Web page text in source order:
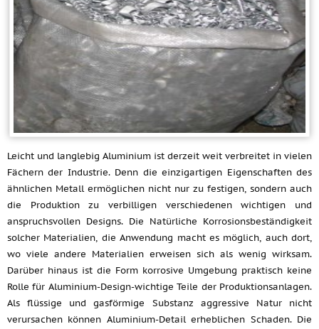
Leicht und langlebig Aluminium ist derzeit weit verbreitet in vielen
Fächern der Industrie. Denn die einzigartigen Eigenschaften des
ähnlichen Metall ermöglichen nicht nur zu festigen, sondern auch
die Produktion zu verbilligen verschiedenen wichtigen und
anspruchsvollen Designs. Die Natürliche Korrosionsbeständigkeit
solcher Materialien, die Anwendung macht es möglich, auch dort,
wo viele andere Materialien erweisen sich als wenig wirksam.
Darüber hinaus ist die Form korrosive Umgebung praktisch keine
Rolle für Aluminium-Design-wichtige Teile der Produktionsanlagen.
Als flüssige und gasförmige Substanz aggressive Natur nicht
verursachen können Aluminium-Detail erheblichen Schaden. Die